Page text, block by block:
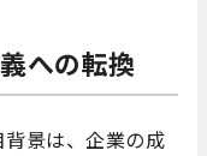
への転換
景は、企業の成